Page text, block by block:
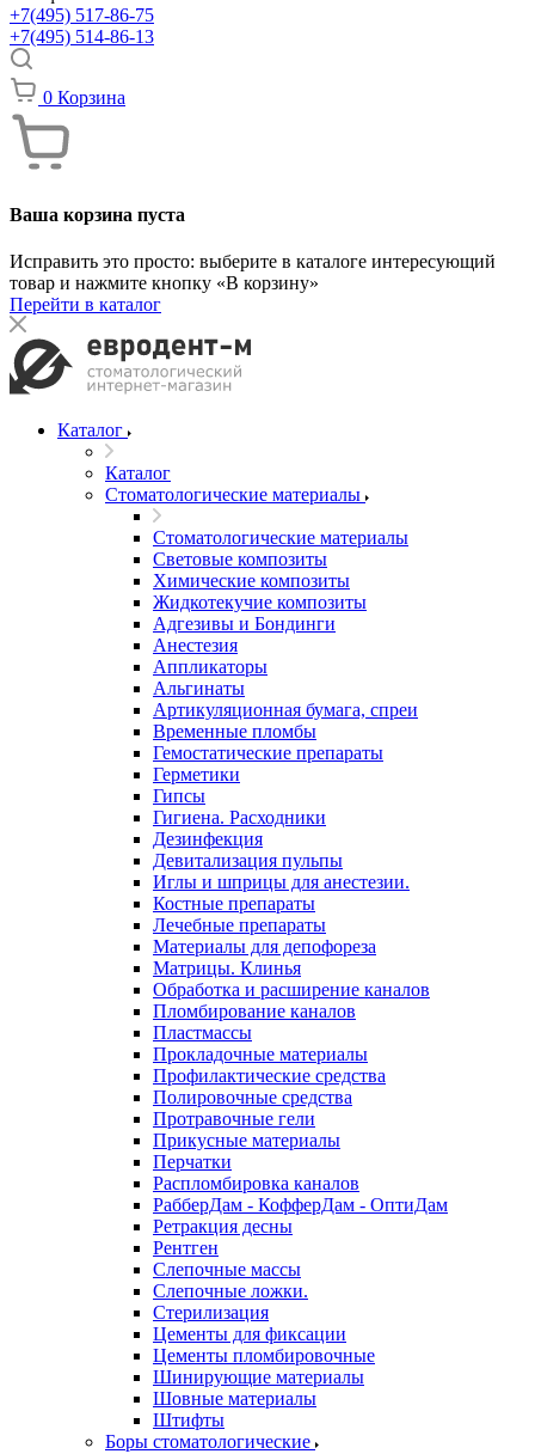
+7(495) 517-86-75
+7(495) 514-86-13
0 Корзина
Ваша корзина пуста
Исправить это просто: выберите в каталоге интересующий
товар и нажмите кнопку «В корзину»
Перейти в каталог
Каталог
Каталог
Стоматологические материалы
Стоматологические материалы
Световые композиты
Химические композиты
Жидкотекучие композиты
Адгезивы и Бондинги
Анестезия
Аппликаторы
Альгинаты
Артикуляционная бумага, спреи
Временные пломбы
Гемостатические препараты
Герметики
Гипсы
Гигиена. Расходники
Дезинфекция
Девитализация пульпы
Иглы и шприцы для анестезии.
Костные препараты
Лечебные препараты
Материалы для депофореза
Матрицы. Клинья
Обработка и расширение каналов
Пломбирование каналов
Пластмассы
Прокладочные материалы
Профилактические средства
Полировочные средства
Протравочные гели
Прикусные материалы
Перчатки
Распломбировка каналов
РабберДам - КофферДам - ОптиДам
Ретракция десны
Рентген
Слепочные массы
Слепочные ложки.
Стерилизация
Цементы для фиксации
Цементы пломбировочные
Шинирующие материалы
Шовные материалы
Штифты
Боры стоматологические